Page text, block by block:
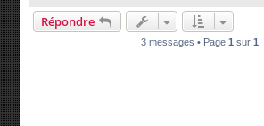
Répondre
3 messages • Page 1 sur 1